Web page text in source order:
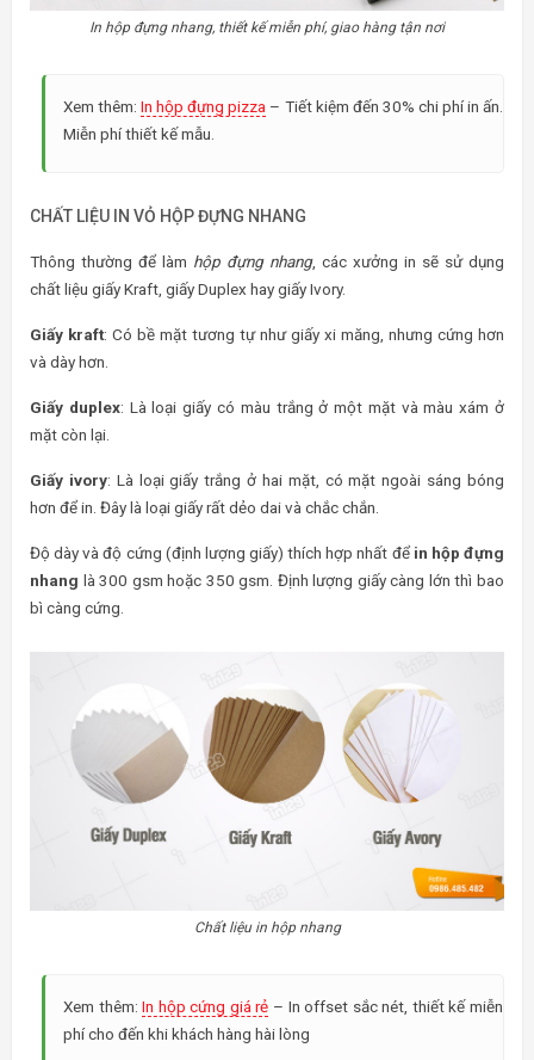
In hộp đựng nhang, thiết kế miễn phí, giao hàng tận nơi
Xem thêm:In hộp đựng pizza – Tiết kiệm đến 30% chi phí in ấn.
Miễn phí thiết kế mẫu.
CHẤT LIỆU IN VỎ HỘP ĐỰNG NHANG
Thông thường để làm hộp đựng nhang, các xưởng in sẽ sử dụng
chất liệu giấy Kraft, giấy Duplex hay giấy Ivory.
Giấy kraft: Có bề mặt tương tự như giấy xi măng, nhưng cứng hơn
và dày hơn.
Giấy duplex: Là loại giấy có màu trắng ở một mặt và màu xám ở
mặt còn lại.
Giấy ivory: Là loại giấy trắng ở hai mặt, có mặt ngoài sáng bóng
hơn để in. Đây là loại giấy rất dẻo dai và chắc chắn.
Độ dày và độ cứng (định lượng giấy) thích hợp nhất đểin hộp đựng
nhang là 300 gsm hoặc 350 gsm. Định lượng giấy càng lớn thì bao
bì càng cứng.
Chất liệu in hộp nhang
Xem thêm:In hộp cứng giá rẻ – In offset sắc nét, thiết kế miễn
phí cho đến khi khách hàng hài lòng